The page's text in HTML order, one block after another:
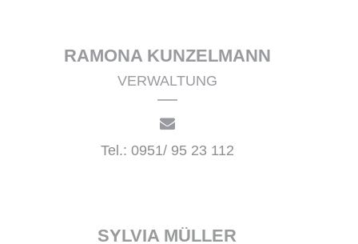
RAMONA KUNZELMANN
VERWALTUNG
Tel.: 0951/ 95 23 112
SYLVIA MÜLLER